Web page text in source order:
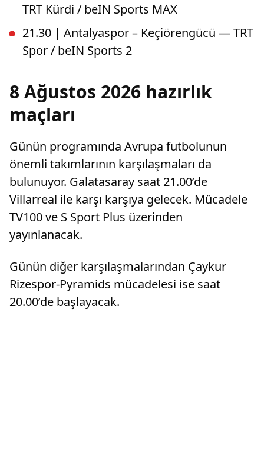
TRT Kürdi / beIN Sports MAX
21.30 | Antalyaspor – Keçiörengücü — TRT
Spor / beIN Sports 2
8 Ağustos 2026 hazırlık
maçları
Günün programında Avrupa futbolunun
önemli takımlarının karşılaşmaları da
bulunuyor. Galatasaray saat 21.00’de
Villarreal ile karşı karşıya gelecek. Mücadele
TV100 ve S Sport Plus üzerinden
yayınlanacak.
Günün diğer karşılaşmalarından Çaykur
Rizespor-Pyramids mücadelesi ise saat
20.00’de başlayacak.